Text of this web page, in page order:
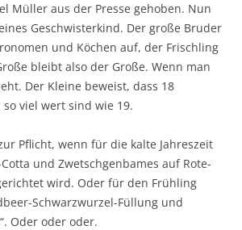
Müller aus der Presse gehoben. Nun
Geschwisterkind. Der große Bruder
und Köchen auf, der Frischling
bleibt also der Große. Wenn man
Der Kleine beweist, dass 18
viel wert sind wie 19.
Pflicht, wenn für die kalte Jahreszeit
und Zwetschgenbames auf Rote-
wird. Oder für den Frühling
Schwarzwurzel-Füllung und
Oder oder oder.